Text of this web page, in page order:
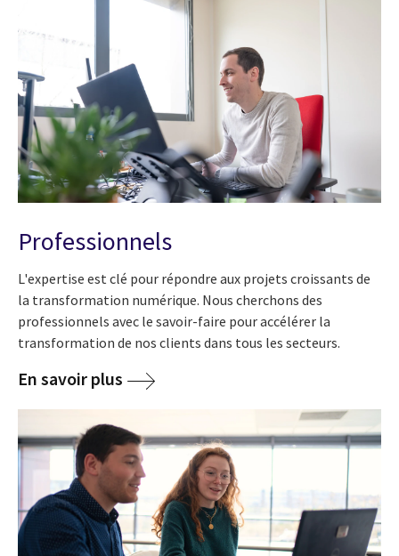
Professionnels
L'expertise est clé pour répondre aux projets croissants de
la transformation numérique. Nous cherchons des
professionnels avec le savoir-faire pour accélérer la
transformation de nos clients dans tous les secteurs.
En savoir plus